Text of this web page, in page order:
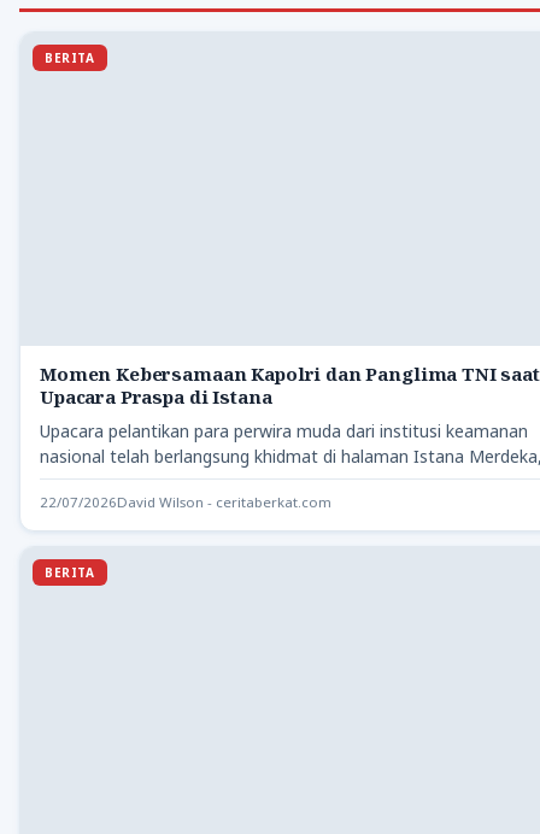
BERITA
Momen Kebersamaan Kapolri dan Panglima TNI saat
Upacara Praspa di Istana
Upacara pelantikan para perwira muda dari institusi keamanan
nasional telah berlangsung khidmat di halaman Istana
Jakarta. Momen…
22/07/2026David Wilson - ceritaberkat.com
BERITA